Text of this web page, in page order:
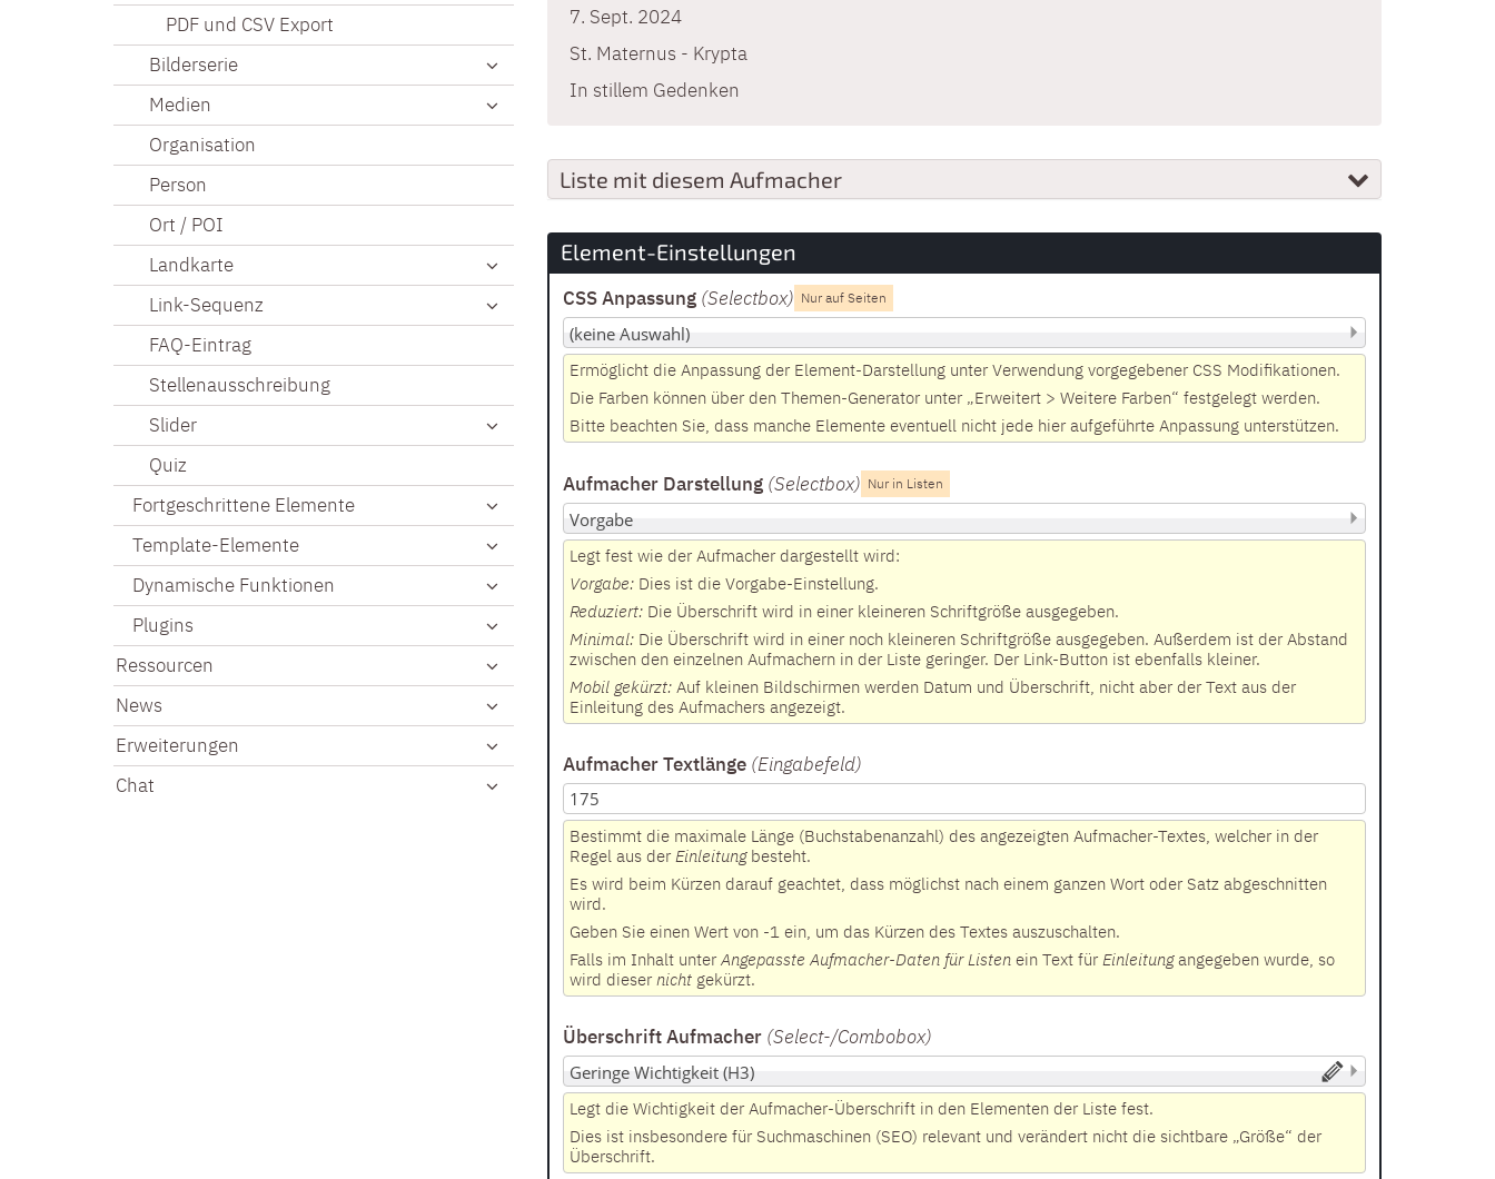
7. Sept. 2024
St. Maternus - Krypta
In stillem Gedenken
Liste mit diesem Aufmacher
Element-Einstellungen
CSS Anpassung (Selectbox) Nur auf Seiten
Ermöglicht die Anpassung der Element-Darstellung unter Verwendung vorgegebener CSS Modifikationen.
Die Farben können über den Themen-Generator unter „Erweitert > Weitere Farben“ festgelegt werden.
Bitte beachten Sie, dass manche Elemente eventuell nicht jede hier aufgeführte Anpassung unterstützen.
Aufmacher Darstellung (Selectbox) Nur in Listen
Legt fest wie der Aufmacher dargestellt wird:
Vorgabe: Dies ist die Vorgabe-Einstellung.
Reduziert: Die Überschrift wird in einer kleineren Schriftgröße ausgegeben.
Minimal: Die Überschrift wird in einer noch kleineren Schriftgröße ausgegeben. Außerdem ist der Abstand
zwischen den einzelnen Aufmachern in der Liste geringer. Der Link-Button ist ebenfalls kleiner.
Mobil gekürzt: Auf kleinen Bildschirmen werden Datum und Überschrift, nicht aber der Text aus der
Einleitung des Aufmachers angezeigt.
Aufmacher Textlänge (Eingabefeld)
Bestimmt die maximale Länge (Buchstabenanzahl) des angezeigten Aufmacher-Textes, welcher in der
Regel aus der Einleitungbesteht.
Es wird beim Kürzen darauf geachtet, dass möglichst nach einem ganzen Wort oder Satz abgeschnitten
wird.
Geben Sie einen Wert von -1 ein, um das Kürzen des Textes auszuschalten.
Falls im Inhalt unter Angepasste Aufmacher-Daten für Listen ein Text für Einleitungangegeben wurde, so
wird dieser nicht gekürzt.
Überschrift Aufmacher (Select-/Combobox)
Legt die Wichtigkeit der Aufmacher-Überschrift in den Elementen der Liste fest.
Dies ist insbesondere für Suchmaschinen (SEO) relevant und verändert nicht die sichtbare „Größe“ der
Überschrift.
PDF und CSV Export
Bilderserie
Medien
Organisation
Person
Ort / POI
Landkarte
Link-Sequenz
FAQ-Eintrag
Stellenausschreibung
Slider
Quiz
Fortgeschrittene Elemente
Template-Elemente
Dynamische Funktionen
Plugins
Ressourcen
News
Erweiterungen
Chat